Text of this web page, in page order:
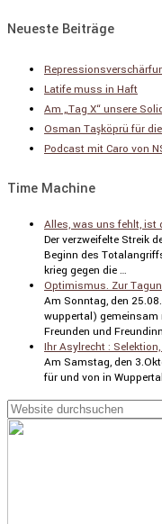
Neueste Beiträge
Latife muss in Haft
Am „Tag X“ unsere
Osman Taşköprü für
Podcast mit Caro von
Time Machine
Alles, was uns fehlt,
Der verzwei­felte Streik
Beginn des
krieg gegen die …
Optimismus. Zur
Am Sonntag, den
wuppertal) gemeinsam
Freunden und
Ihr Asylrecht :
Am Samstag, den
für und von in
suche
nach: